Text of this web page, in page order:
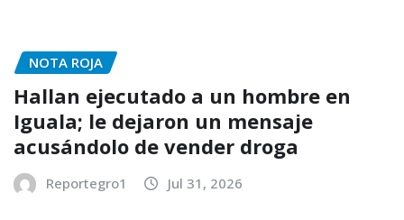
NOTA ROJA
Hallan ejecutado a un hombre en
Iguala; le dejaron un mensaje
acusándolo de vender droga
Reportegro1 Jul 31, 2026